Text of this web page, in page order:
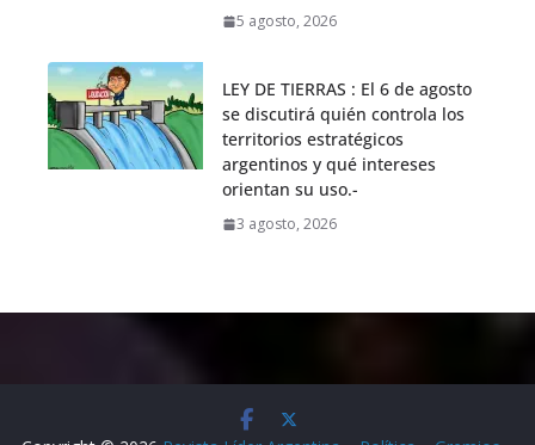
5 agosto, 2026
LEY DE TIERRAS : El 6 de agosto
se discutirá quién controla los
territorios estratégicos
argentinos y qué intereses
orientan su uso.-
3 agosto, 2026